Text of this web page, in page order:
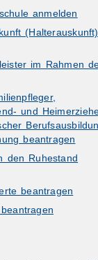
anmelden
(Halterauskunft)
im Rahmen
und
beantragen
den Ruhestand
beantragen